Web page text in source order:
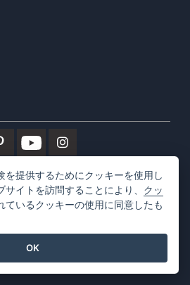
ム・オンライン
ムデスクトップ
を提供するためにクッキーを使用し
イトを訪問することにより、 クッ
ているクッキーの使用に同意したも
OK